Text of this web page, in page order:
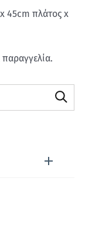
x 45cm πλάτος x